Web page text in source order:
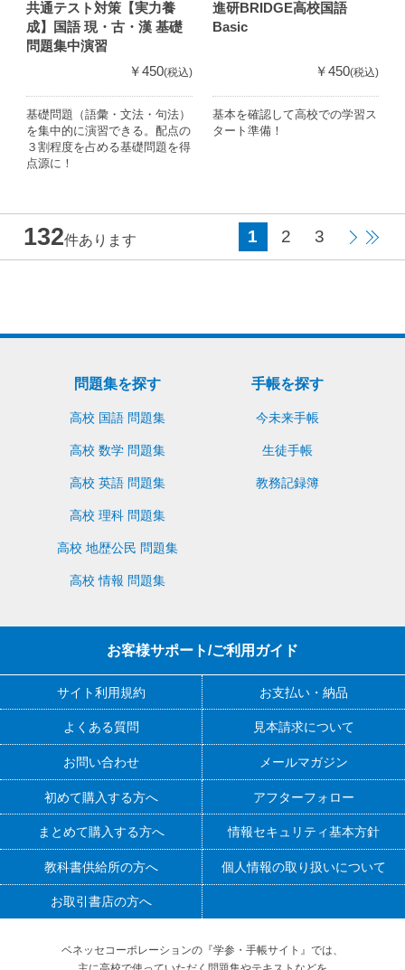
共通テスト対策【実力養
成】国語 現・古・漢 基礎
問題集中演習
￥450(税込)
基礎問題（語彙・文法・句法）
を集中的に演習できる。配点の
３割程度を占める基礎問題を得
点源に！
進研BRIDGE高校国語
Basic
￥450(税込)
基本を確認して高校での学習ス
タート準備！
132件あります 1 2 3
問題集を探す
高校 国語 問題集
高校 数学 問題集
高校 英語 問題集
高校 理科 問題集
高校 地歴公民 問題集
高校 情報 問題集
手帳を探す
今未来手帳
生徒手帳
教務記録簿
お客様サポート/ご利用ガイド
サイト利用規約 お支払い・納品
よくある質問 見本請求について
お問い合わせ メールマガジン
初めて購入する方へ アフターフォロー
まとめて購入する方へ 情報セキュリティ基本方針
教科書供給所の方へ 個人情報の取り扱いについて
お取引書店の方へ
ベネッセコーポレーションの『学参・手帳サイト』 では、